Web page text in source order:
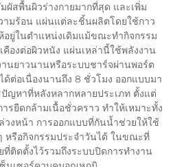
ผัสพื้นผิวร่างกายมากที่สุด และเพิ่ม
ามร้อน แผ่นแต่ละชิ้นผลิตโดยใช้กาว
ยู่ในตำแหน่งเดิมแม้ขณะทำกิจกรรม
คืองต่อผิวหนัง แผ่นเหล่านี้ใช้พลังงาน
านยาวนานหรือระบบชาร์จผ่านพอร์ต
ต่อเนื่องนานถึง 8 ชั่วโมง ออกแบบมา
ปัญหาที่หลังหลากหลายประเภท ตั้งแต่
รยืดกล้ามเนื้อชั่วคราว ทำให้เหมาะทั้ง
วงหน้า การออกแบบที่กันน้ำช่วยให้ใช้
หรือกิจกรรมประจำวันได้ ในขณะที่
ติดตั้งไว้รวมถึงระบบปิดการทำงาน